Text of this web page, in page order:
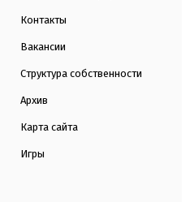
Контакты
Вакансии
Структура собственности
Архив
Карта сайта
Игры